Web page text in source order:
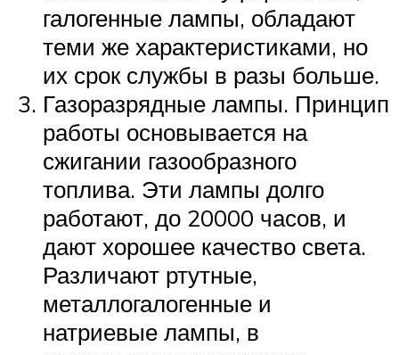
галогенные лампы, обладают
теми же характеристиками, но
их срок службы в разы больше.
Газоразрядные лампы. Принцип
работы основывается на
сжигании газообразного
топлива. Эти лампы долго
работают, до 20000 часов, и
дают хорошее качество света.
Различают ртутные,
металлогалогенные и
натриевые лампы, в